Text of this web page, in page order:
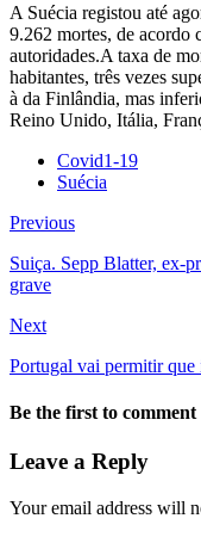
A Suécia registou até
9.262 mortes, de acordo
autoridades.A taxa de
habitantes, três vezes
à da Finlândia, mas
Reino Unido, Itália,
Covid1-19
Suécia
Previous
Suiça. Sepp Blatter, ex-
grave
Next
Portugal vai permitir que
Be the first to comment
Leave a Reply
Your email address will